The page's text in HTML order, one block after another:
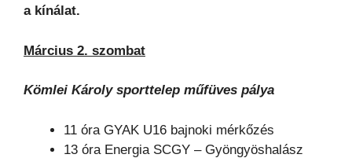
a kínálat.
Március 2. szombat
Kömlei Károly sporttelep műfüves pálya
11 óra GYAK U16 bajnoki mérkőzés
13 óra Energia SCGY – Gyöngyöshalász